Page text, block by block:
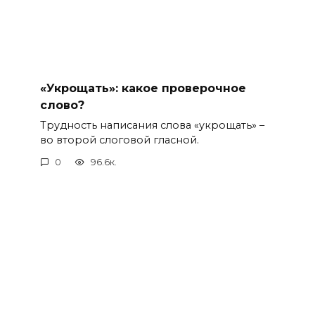
«Укрощать»: какое проверочное
слово?
Трудность написания слова «укрощать» –
во второй слоговой гласной.
0 96.6к.